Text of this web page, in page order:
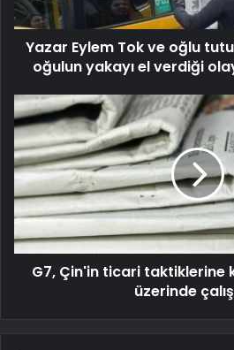
Yazar Eylem Tok ve oğlu
oğulun yakayı el verdiği
G7, Çin'in ticari taktiklerine
üzerinde